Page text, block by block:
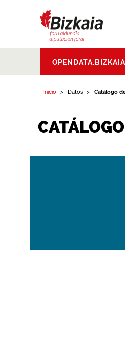
Aldundia.Diputacion
Foral de Bizkaia
Inicio Datos Catálogo